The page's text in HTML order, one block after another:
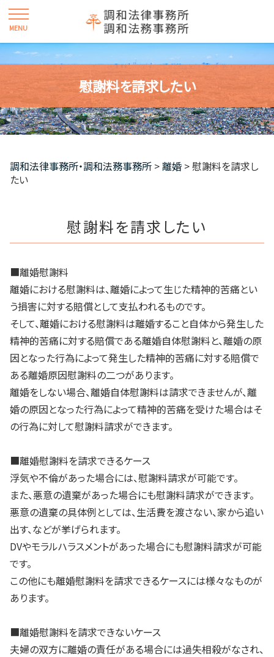
慰謝料を請求したい
調和法律事務所・調和法務事務所 >離婚 >慰謝料を請求し
たい
慰謝料を請求したい
■離婚慰謝料
離婚における慰謝料は、離婚によって生じた精神的苦痛とい
う損害に対する賠償として支払われるものです。
そして、離婚における慰謝料は離婚すること自体から発生した
精神的苦痛に対する賠償である離婚自体慰謝料と、離婚の原
因となった行為によって発生した精神的苦痛に対する賠償で
ある離婚原因慰謝料の二つがあります。
離婚をしない場合、離婚自体慰謝料は請求できませんが、離
婚の原因となった行為によって精神的苦痛を受けた場合はそ
の行為に対して慰謝料請求ができます。
■離婚慰謝料を請求できるケース
浮気や不倫があった場合には、慰謝料請求が可能です。
また、悪意の遺棄があった場合にも慰謝料請求ができます。
悪意の遺棄の具体例としては、生活費を渡さない、家から追い
出す、などが挙げられます。
DVやモラルハラスメントがあった場合にも慰謝料請求が可能
です。
この他にも離婚慰謝料を請求できるケースには様々なものが
あります。
■離婚慰謝料を請求できないケース
夫婦の双方に離婚の責任がある場合には過失相殺がなされ、